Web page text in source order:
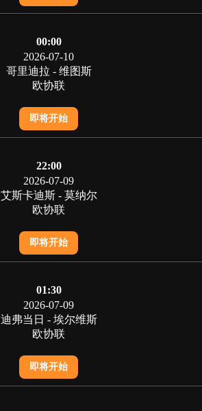
00:00
2026-07-10
哥里迪拉 - 维图斯
欧协联
即将开始
22:00
2026-07-09
艾斯卡迪斯 - 莫纳尔
欧协联
即将开始
01:30
2026-07-09
迪弗当日 - 埃尔维斯
欧协联
即将开始